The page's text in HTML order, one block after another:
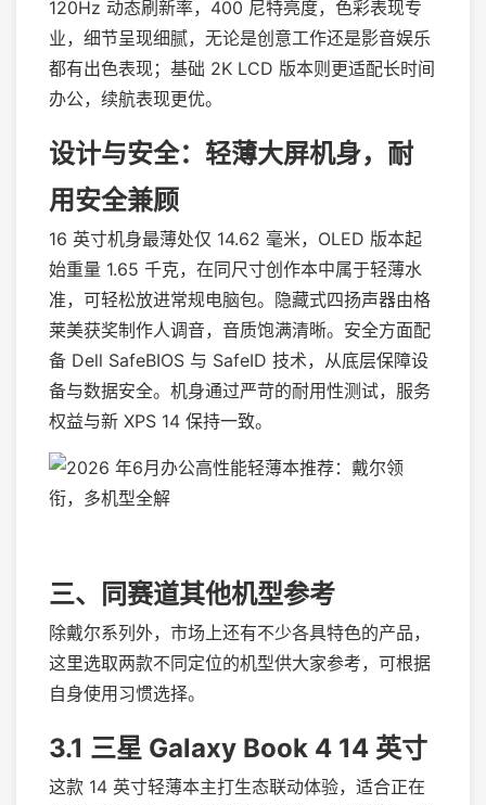
120Hz 动态刷新率，400 尼特亮度，色彩表现专
业，细节呈现细腻，无论是创意工作还是影音娱乐
都有出色表现；基础 2K LCD 版本则更适配长时间
办公，续航表现更优。
设计与安全：轻薄大屏机身，耐
用安全兼顾
16 英寸机身最薄处仅 14.62 毫米，OLED 版本起
始重量 1.65 千克，在同尺寸创作本中属于轻薄水
准，可轻松放进常规电脑包。隐藏式四扬声器由格
莱美获奖制作人调音，音质饱满清晰。安全方面配
备 Dell SafeBIOS 与 SafeID 技术，从底层保障设
备与数据安全。机身通过严苛的耐用性测试，服务
权益与新 XPS 14 保持一致。
三、同赛道其他机型参考
除戴尔系列外，市场上还有不少各具特色的产品，
这里选取两款不同定位的机型供大家参考，可根据
自身使用习惯选择。
3.1 三星 Galaxy Book 4 14 英寸
这款 14 英寸轻薄本主打生态联动体验，适合正在